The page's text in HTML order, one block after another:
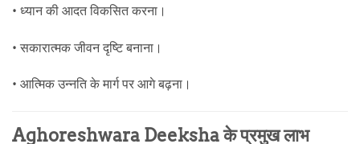
• ध्यान की आदत विकसित करना।
• सकारात्मक जीवन दृष्टि बनाना।
• आत्मिक उन्नति के मार्ग पर आगे बढ़ना।
Aghoreshwara Deeksha के प्रमुख लाभ